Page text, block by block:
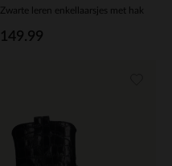
Zwarte leren enkellaarsjes met hak
149.99